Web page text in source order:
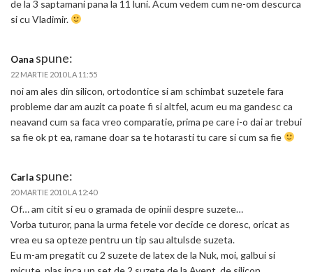
de la 3 saptamani pana la 11 luni. Acum vedem cum ne-om descurca
si cu Vladimir.
Oana spune:
22 MARTIE 2010 LA 11:55
noi am ales din silicon, ortodontice si am schimbat suzetele fara
probleme dar am auzit ca poate fi si altfel, acum eu ma gandesc ca
neavand cum sa faca vreo comparatie, prima pe care i-o dai ar trebui
sa fie ok pt ea, ramane doar sa te hotarasti tu care si cum sa fie
Carla spune:
20 MARTIE 2010 LA 12:40
Of… am citit si eu o gramada de opinii despre suzete…
Vorba tuturor, pana la urma fetele vor decide ce doresc, oricat as
vrea eu sa opteze pentru un tip sau altulsde suzeta.
Eu m-am pregatit cu 2 suzete de latex de la Nuk, moi, galbui si